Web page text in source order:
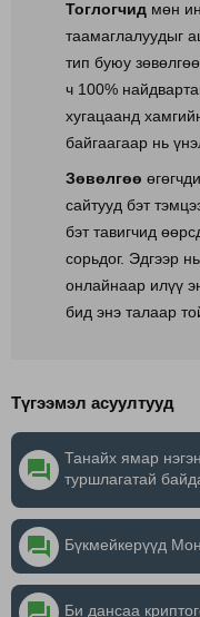
Тоглогчид мөн
таамаглалуудыг
тип буюу
ч 100%
хугацаанд
байгаагаар нь
Зөвөлгөө
сайтууд бэт
бэт тавигчид
сорьдог. Эдгээр
онлайнаар илүү
бид энэ талаар
Түгээмэл асуултууд
question_answer
Танайх ямар
туршлагатай
question_answer Бүкмейкерүүд
Би дансаа